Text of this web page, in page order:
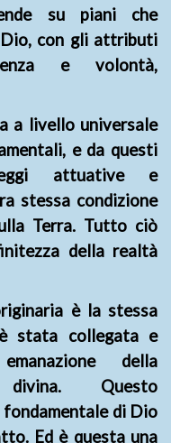
su piani che
Dio, con gli attributi
e volontà,
a livello universale
e da questi
attuative e
stessa condizione
Terra. Tutto ciò
della realtà
è la stessa
stata collegata e
della
divina. Questo
di Dio
Ed è questa una